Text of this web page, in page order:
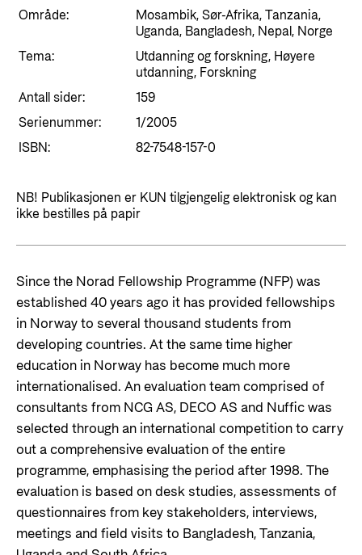
Styresett og økonomisk utvikling
For næringslivet
Statsgarantiordningen for investeringer i
Norad - Partnerskap med privat sektor
Viktige dokumenter og lenker
Partnerfordeling
Evalueringer (Norec)
Historie
Kontakt
Kontakt oss
Presse og media
Logo
Postjournal
Personvern
Område:
Mosambik, Sør-Afrika, Tanzania,
Uganda, Bangladesh, Nepal, Norge
Tema:
Utdanning og forskning, Høyere
utdanning, Forskning
Antall sider:
159
Serienummer:
1/2005
ISBN:
82-7548-157-0
NB! Publikasjonen er KUN tilgjengelig elektronisk og kan
ikke bestilles på papir
Since the Norad Fellowship Programme (NFP) was
established 40 years ago it has provided fellowships
in Norway to several thousand students from
developing countries. At the same time higher
education in Norway has become much more
internationalised. An evaluation team comprised of
consultants from NCG AS, DECO AS and Nuffic was
selected through an international competition to carry
out a comprehensive evaluation of the entire
programme, emphasising the period after 1998. The
evaluation is based on desk studies, assessments of
questionnaires from key stakeholders, interviews,
meetings and field visits to Bangladesh, Tanzania,